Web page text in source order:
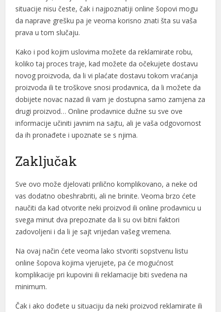
giris
giriş
escort
escort
escort
bayan
güncel giriş
sistemi
situacije nisu česte, čak i najpoznatiji online šopovi mogu
da naprave grešku pa je veoma korisno znati šta su vaša
prava u tom slučaju.
Kako i pod kojim uslovima možete da reklamirate robu,
koliko taj proces traje, kad možete da očekujete dostavu
novog proizvoda, da li vi plaćate dostavu tokom vraćanja
proizvoda ili te troškove snosi prodavnica, da li možete da
dobijete novac nazad ili vam je dostupna samo zamjena za
drugi proizvod… Online prodavnice dužne su sve ove
informacije učiniti javnim na sajtu, ali je vaša odgovornost
da ih pronađete i upoznate se s njima.
Zaključak
Sve ovo može djelovati prilično komplikovano, a neke od
vas dodatno obeshrabriti, ali ne brinite. Veoma brzo ćete
naučiti da kad otvorite neki proizvod ili online prodavnicu u
svega minut dva prepoznate da li su ovi bitni faktori
zadovoljeni i da li je sajt vrijedan vašeg vremena.
Na ovaj način ćete veoma lako stvoriti sopstvenu listu
online šopova kojima vjerujete, pa će mogućnost
komplikacije pri kupovini ili reklamacije biti svedena na
minimum.
Čak i ako dođete u situaciju da neki proizvod reklamirate ili